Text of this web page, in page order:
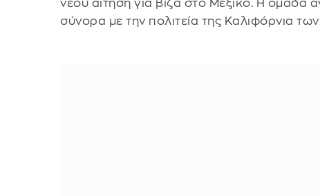
νέου αίτηση για βίζα στο Μεξικό. Η ομάδα
σύνορα με την πολιτεία της Καλιφόρνια